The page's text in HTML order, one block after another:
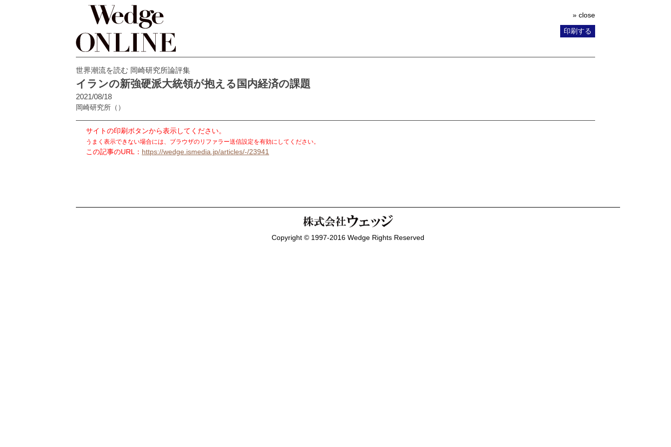
» close
印刷する
世界潮流を読む 岡崎研究所論評集
イランの新強硬派大統領が抱える国内経済の課題
2021/08/18
岡崎研究所 （）
サイトの印刷ボタンから表示してください。
うまく表示できない場合には、ブラウザのリファラー送信設定を有効にしてください。
この記事のURL： https://wedge.ismedia.jp/articles/-/23941
Copyright © 1997-2016 Wedge Rights Reserved